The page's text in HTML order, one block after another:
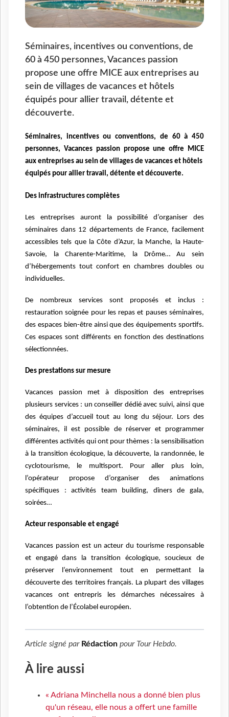
Séminaires, incentives ou conventions, de
60 à 450 personnes, Vacances passion
propose une offre MICE aux entreprises au
sein de villages de vacances et hôtels
équipés pour allier travail, détente et
découverte.
Séminaires, incentives ou conventions, de 60 à 450
personnes, Vacances passion propose une offre MICE
aux entreprises au sein de villages de vacances et hôtels
équipés pour allier travail, détente et découverte.
Des infrastructures complètes
Les entreprises auront la possibilité d’organiser des
séminaires dans 12 départements de France, facilement
accessibles tels que la Côte d’Azur, la Manche, la Haute-
Savoie, la Charente-Maritime, la Drôme… Au sein
d’hébergements tout confort en chambres doubles ou
individuelles.
De nombreux services sont proposés et inclus :
restauration soignée pour les repas et pauses séminaires,
des espaces bien-être ainsi que des équipements sportifs.
Ces espaces sont différents en fonction des destinations
sélectionnées.
Des prestations sur mesure
Vacances passion met à disposition des entreprises
plusieurs services : un conseiller dédié avec suivi, ainsi que
des équipes d’accueil tout au long du séjour. Lors des
séminaires, il est possible de réserver et programmer
différentes activités qui ont pour thèmes : la sensibilisation
à la transition écologique, la découverte, la randonnée, le
cyclotourisme, le multisport. Pour aller plus loin,
l’opérateur propose d’organiser des animations
spécifiques : activités team building, dîners de gala,
soirées…
Acteur responsable et engagé
Vacances passion est un acteur du tourisme responsable
et engagé dans la transition écologique, soucieux de
préserver l’environnement tout en permettant la
découverte des territoires français. La plupart des villages
vacances ont entrepris les démarches nécessaires à
l’obtention de l’Écolabel européen.
Article signé par Rédaction pour Tour Hebdo.
À lire aussi
« Adriana Minchella nous a donné bien plus
qu'un réseau, elle nous a offert une famille